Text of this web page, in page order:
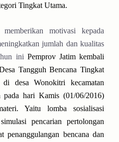
Tingkat Utama.
memberikan motivasi kepada
jumlah dan kualitas
ini Pemprov Jatim kembali
Tangguh Bencana Tingkat
desa Wonokitri kecamatan
pada hari Kamis (01/06/2016)
Yaitu lomba sosialisasi
pencarian pertolongan
penanggulangan bencana dan